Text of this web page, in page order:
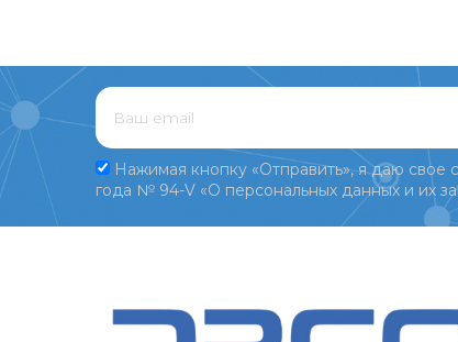
Нажимая кнопку «Отправить», я даю свое
года № 94-V «О персональных данных и их